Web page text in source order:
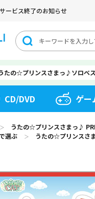
ービス終了のお知らせ
たの☆プリンスさまっ♪ソロベ
CD/DVD ゲー
＞
うたの☆プリンスさまっ♪
選ぶ ＞ うたの☆プリンスさ